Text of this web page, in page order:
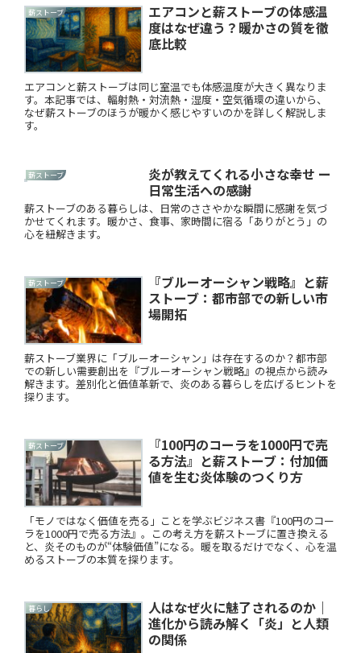
薪ストーブ
エアコンと薪ストーブの体感温
度はなぜ違う？暖かさの質を徹
底比較
エアコンと薪ストーブは同じ室温でも体感温度が大きく異なりま
す。本記事では、輻射熱・対流熱・湿度・空気循環の違いから、
なぜ薪ストーブのほうが暖かく感じやすいのかを詳しく解説しま
す。
薪ストーブ
炎が教えてくれる小さな幸せ ー
日常生活への感謝
薪ストーブのある暮らしは、日常のささやかな瞬間に感謝を気づ
かせてくれます。暖かさ、食事、家時間に宿る「ありがとう」の
心を紐解きます。
薪ストーブ
『ブルーオーシャン戦略』と薪
ストーブ：都市部での新しい市
場開拓
薪ストーブ業界に「ブルーオーシャン」は存在するのか？都市部
での新しい需要創出を『ブルーオーシャン戦略』の視点から読み
解きます。差別化と価値革新で、炎のある暮らしを広げるヒントを
探ります。
薪ストーブ
『100円のコーラを1000円で売
る方法』と薪ストーブ：付加価
値を生む炎体験のつくり方
「モノではなく価値を売る」ことを学ぶビジネス書『100円のコー
ラを1000円で売る方法』。この考え方を薪ストーブに置き換える
と、炎そのものが“体験価値”になる。暖を取るだけでなく、心を温
めるストーブの本質を探ります。
暮らし
人はなぜ火に魅了されるのか｜
進化から読み解く「炎」と人類
の関係